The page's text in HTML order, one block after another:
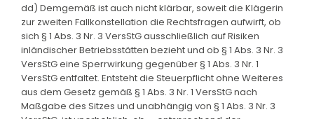
dd) Demgemäß ist auch nicht klärbar, soweit die Klägerin
zur zweiten Fallkonstellation die Rechtsfragen aufwirft, ob
sich § 1 Abs. 3 Nr. 3 VersStG ausschließlich auf Risiken
inländischer Betriebsstätten bezieht und ob § 1 Abs. 3 Nr. 3
VersStG eine Sperrwirkung gegenüber § 1 Abs. 3 Nr. 1
VersStG entfaltet. Entsteht die Steuerpflicht ohne Weiteres
aus dem Gesetz gemäß § 1 Abs. 3 Nr. 1 VersStG nach
Maßgabe des Sitzes und unabhängig von § 1 Abs. 3 Nr. 3